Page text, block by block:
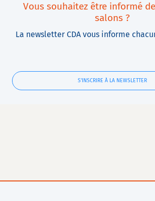
Vous souhaitez être informé
salons ?
La newsletter CDA vous informe
S'INSCRIRE À LA NEWSLETTER